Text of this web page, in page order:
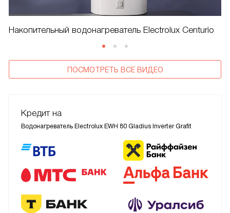
Накопительный водонагреватель Electrolux Centurio
ПОСМОТРЕТЬ ВСЕ ВИДЕО
Кредит на
Водонагреватель Electrolux EWH 80 Gladius Inverter Grafit